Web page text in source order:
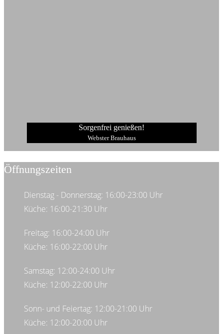
Sorgenfrei genießen!
Webster Brauhaus
Öffnungszeiten
Dienstag - Donnerstag: 16:00-23:00 Uhr
Küche: 16:00-21:30 Uhr
Freitag: 16:00-24:00 Uhr
Küche: 16:00-22:00 Uhr
Samstag: 12:00-24:00 Uhr
Küche: 12:00-22:00 Uhr
Sonn- und Feiertag: 12:00-21:00 Uhr
Küche: 12:00-20:00 Uhr